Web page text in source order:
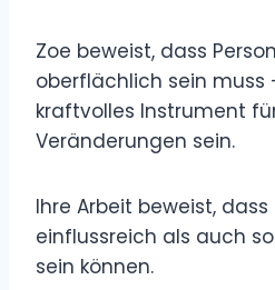
Zoe beweist, dass
oberflächlich sein muss
kraftvolles Instrument
Veränderungen sein.
Ihre Arbeit beweist,
einflussreich als auch
sein können.